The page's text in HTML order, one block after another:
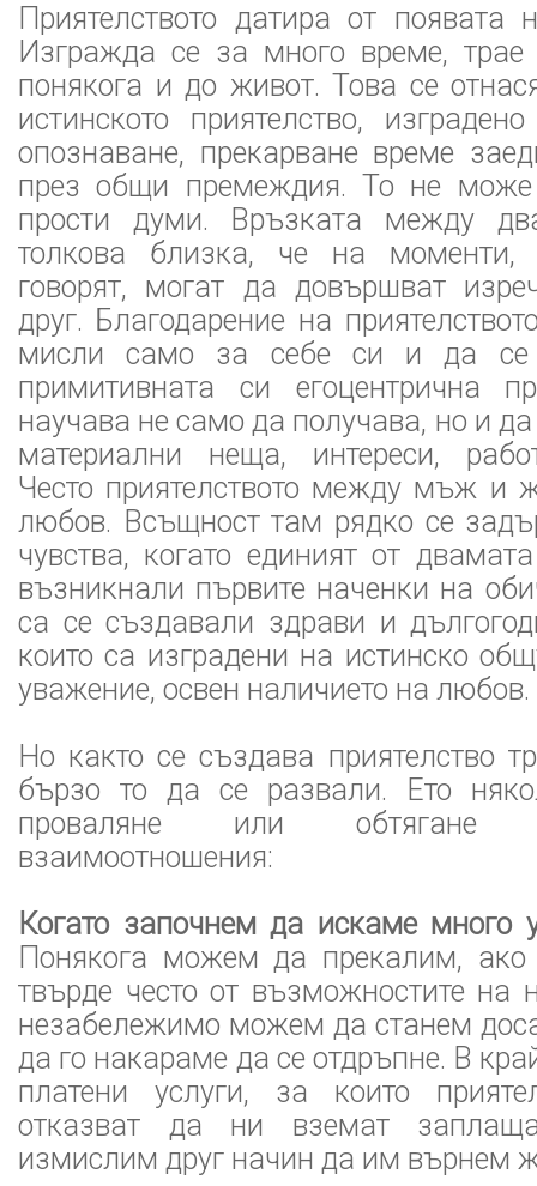
Приятелството датира от появата
Изгражда се за много време,
понякога и до живот. Това се
истинското приятелство,
опознаване, прекарване време
през общи премеждия. То не
прости думи. Връзката между
толкова близка, че на моменти,
говорят, могат да довършват
друг. Благодарение на
мисли само за себе си и да
примитивната си егоцентрична
научава не само да получава, но и
материални неща, интереси,
Често приятелството между мъж и
любов. Всъщност там рядко се
чувства, когато единият от
възникнали първите наченки на
са се създавали здрави и
които са изградени на истинско
уважение, освен наличието на любов.
Но както се създава приятелство
бързо то да се развали. Ето
проваляне или
взаимоотношения:
Когато започнем да искаме много
Понякога можем да прекалим, ако
твърде често от възможностите на
незабележимо можем да станем
да го накараме да се отдръпне. В
платени услуги, за които
отказват да ни вземат
измислим друг начин да им върнем